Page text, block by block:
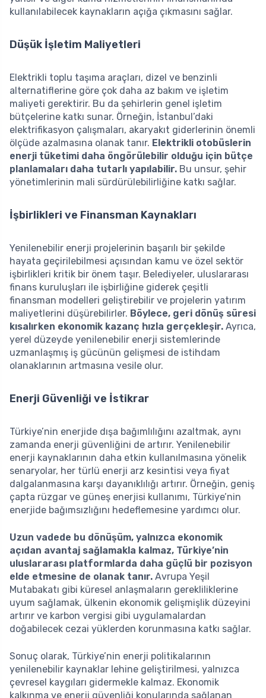
kullanılabilecek kaynakların açığa çıkmasını sağlar.
Düşük İşletim Maliyetleri
Elektrikli toplu taşıma araçları, dizel ve benzinli
alternatiflerine göre çok daha az bakım ve işletim
maliyeti gerektirir. Bu da şehirlerin genel işletim
bütçelerine katkı sunar. Örneğin, İstanbul’daki
elektrifikasyon çalışmaları, akaryakıt giderlerinin önemli
ölçüde azalmasına olanak tanır. Elektrikli otobüslerin
enerji tüketimi daha öngörülebilir olduğu için bütçe
planlamaları daha tutarlı yapılabilir. Bu unsur, şehir
yönetimlerinin mali sürdürülebilirliğine katkı sağlar.
İşbirlikleri ve Finansman Kaynakları
Yenilenebilir enerji projelerinin başarılı bir şekilde
hayata geçirilebilmesi açısından kamu ve özel sektör
işbirlikleri kritik bir önem taşır. Belediyeler, uluslararası
finans kuruluşları ile işbirliğine giderek çeşitli
finansman modelleri geliştirebilir ve projelerin yatırım
maliyetlerini düşürebilirler. Böylece, geri dönüş süresi
kısalırken ekonomik kazanç hızla gerçekleşir. Ayrıca,
yerel düzeyde yenilenebilir enerji sistemlerinde
uzmanlaşmış iş gücünün gelişmesi de istihdam
olanaklarının artmasına vesile olur.
Enerji Güvenliği ve İstikrar
Türkiye’nin enerjide dışa bağımlılığını azaltmak, aynı
zamanda enerji güvenliğini de artırır. Yenilenebilir
enerji kaynaklarının daha etkin kullanılmasına yönelik
senaryolar, her türlü enerji arz kesintisi veya fiyat
dalgalanmasına karşı dayanıklılığı artırır. Örneğin, geniş
çapta rüzgar ve güneş enerjisi kullanımı, Türkiye’nin
enerjide bağımsızlığını hedeflemesine yardımcı olur.
Uzun vadede bu dönüşüm, yalnızca ekonomik
açıdan avantaj sağlamakla kalmaz, Türkiye’nin
uluslararası platformlarda daha güçlü bir pozisyon
elde etmesine de olanak tanır. Avrupa Yeşil
Mutabakatı gibi küresel anlaşmaların gerekliliklerine
uyum sağlamak, ülkenin ekonomik gelişmişlik düzeyini
artırır ve karbon vergisi gibi uygulamalardan
doğabilecek cezai yüklerden korunmasına katkı sağlar.
Sonuç olarak, Türkiye’nin enerji politikalarının
yenilenebilir kaynaklar lehine geliştirilmesi, yalnızca
çevresel kaygıları gidermekle kalmaz. Ekonomik
kalkınma ve enerji güvenliği konularında sağlanan